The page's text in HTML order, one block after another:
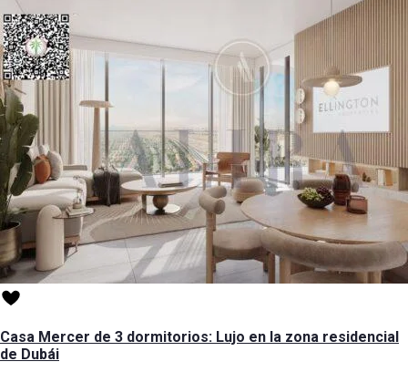
Casa Mercer de 3 dormitorios: Lujo en la zona residencial
de Dubái